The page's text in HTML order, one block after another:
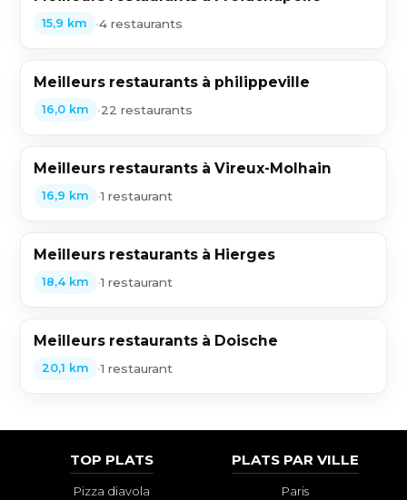
15,9 km •4 restaurants
Meilleurs restaurants à philippeville
16,0 km •22 restaurants
Meilleurs restaurants à Vireux-Molhain
16,9 km •1 restaurant
Meilleurs restaurants à Hierges
18,4 km •1 restaurant
Meilleurs restaurants à Doische
20,1 km •1 restaurant
TOP PLATS
Pizza diavola
PLATS PAR VILLE
Paris